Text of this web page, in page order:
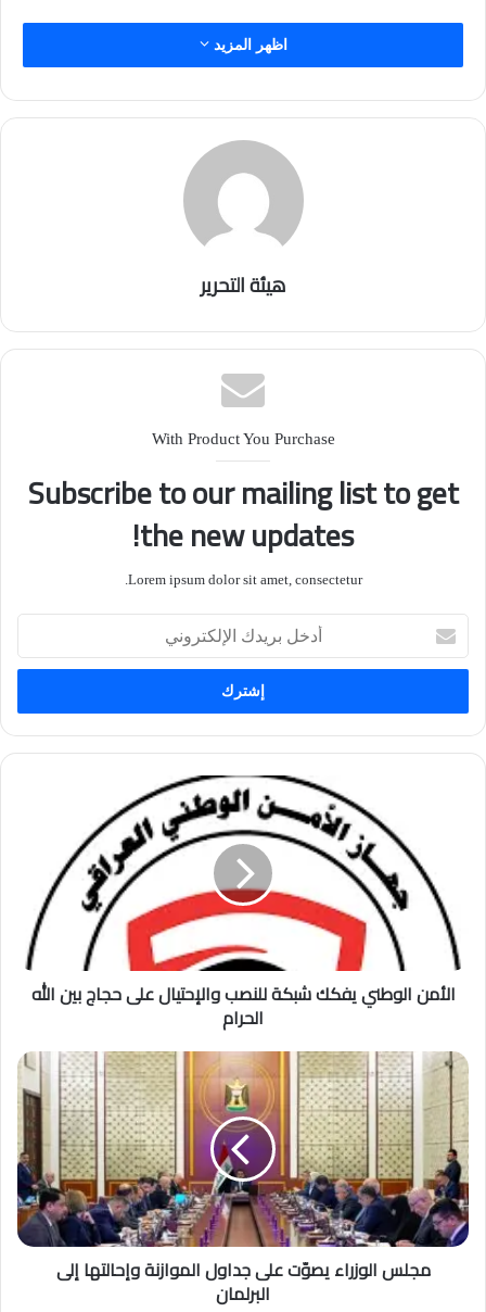
اظهر المزيد
هيئة التحرير
With Product You Purchase
Subscribe to our mailing list to get
the new updates!
Lorem ipsum dolor sit amet, consectetur.
بريدك
الإلكتروني
الأمن الوطني يفكك شبكة للنصب والإحتيال على حجاج بين الله
الحرام
مجلس الوزراء يصوّت على جداول الموازنة وإحالتها إلى
البرلمان